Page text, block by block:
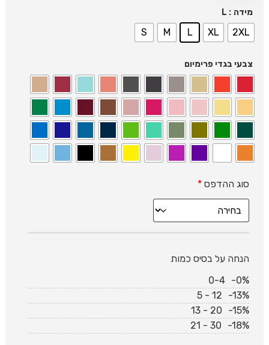
מידה : L
2XL
XL
L
M
S
צבעי בגדי פרימיום
סוג ההדפס *
הנחה על בסיס כמות
0-4 -0%
5 - 12
-13%
13 - 20
-15%
21 - 30
-18%